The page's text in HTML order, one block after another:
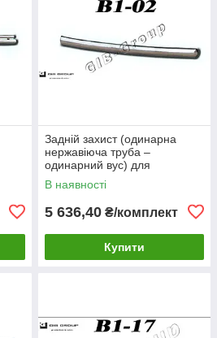
Задній захист (одинарна
нержавіюча труба –
одинарний вус) для
Volkswagen Caddy Type
(2010-2015) d60х1,6мм
В наявності
5 636,40 ₴/комплект
Купити